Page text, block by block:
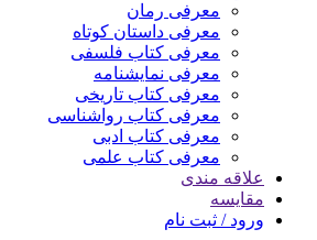
معرفی رمان
معرفی داستان کوتاه
معرفی کتاب فلسفی
معرفی نمایشنامه
معرفی کتاب تاریخی
معرفی کتاب رواشناسی
معرفی کتاب ادبی
معرفی کتاب علمی
علاقه مندی
مقایسه
ورود / ثبت نام